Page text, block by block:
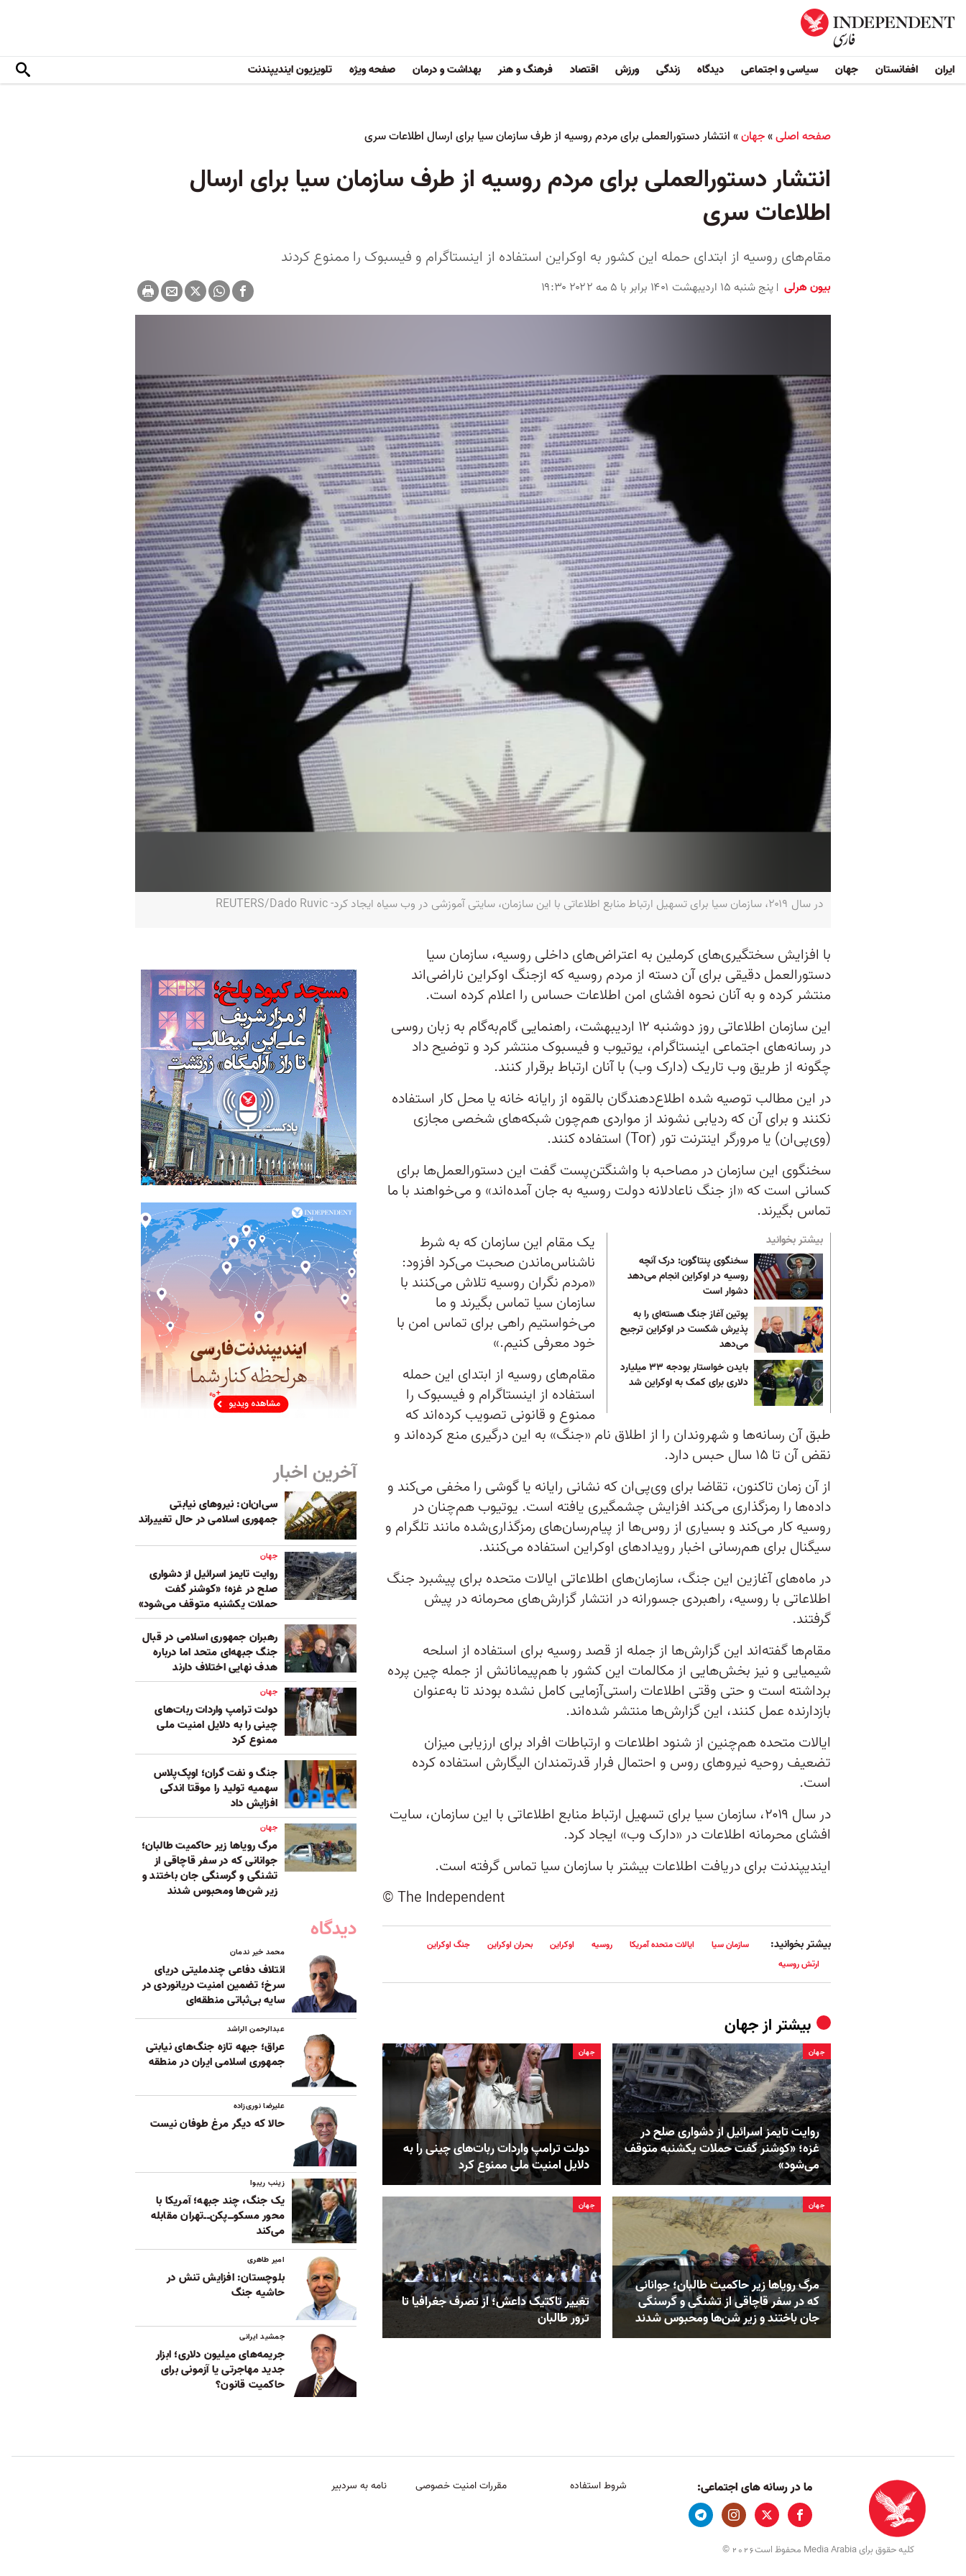
ایران افغانستان جهان سیاسی و اجتماعی دیدگاه زندگی ورزش اقتصاد فرهنگ و هنر بهداشت و درمان صفحه ویژه تلویزیون ایندیپندنت
صفحه اصلی»جهان»انتشار دستورالعملی برای مردم روسیه از طرف سازمان سیا برای ارسال اطلاعات سری
انتشار دستورالعملی برای مردم روسیه از طرف سازمان سیا برای ارسال
اطلاعات سری
مقام‌های روسیه از ابتدای حمله این کشور به اوکراین استفاده از اینستاگرام و فیسبوک را ممنوع کردند
بیون هرلی پنج شنبه ۱۵ اردیبهشت ۱۴۰۱ برابر با ۵ مه ۲۰۲۲ ۱۹:۳۰
در سال ۲۰۱۹، سازمان سیا برای تسهیل ارتباط منابع اطلاعاتی با این سازمان، سایتی آموزشی در وب سیاه ایجاد کرد- REUTERS/Dado Ruvic
با افزایش سختگیری‌های کرملین به اعتراض‌های داخلی روسیه، سازمان سیا
دستورالعمل دقیقی برای آن دسته از مردم روسیه که ازجنگ اوکراین ناراضی‌اند
منتشر کرده و به آنان نحوه افشای امن اطلاعات حساس را اعلام کرده است.
این سازمان اطلاعاتی روز دوشنبه ۱۲ اردیبهشت، راهنمایی گام‌به‌گام به زبان روسی
در رسانه‌های اجتماعی اینستاگرام، یوتیوب و فیسبوک منتشر کرد و توضیح داد
چگونه از طریق وب تاریک (دارک وب) با آنان ارتباط برقرار کنند.
در این مطالب توصیه شده اطلاع‌دهندگان بالقوه از رایانه خانه یا محل کار استفاده
نکنند و برای آن که ردیابی نشوند از مواردی هم‌چون شبکه‌های شخصی مجازی
(وی‌پی‌ان) یا مرورگر اینترنت تور (Tor) استفاده کنند.
سخنگوی این سازمان در مصاحبه با واشنگتن‌پست گفت این دستورالعمل‌ها برای
کسانی است که «از جنگ ناعادلانه دولت روسیه به جان آمده‌اند» و می‌خواهند با ما
تماس بگیرند.
بیشتر بخوانید
سخنگوی پنتاگون: درک آنچه
روسیه در اوکراین انجام می‌دهد
دشوار است
پوتین آغاز جنگ هسته‌ای را به
پذیرش شکست در اوکراین ترجیح
می‌دهد
بایدن خواستار بودجه ۳۳ میلیارد
دلاری برای کمک به اوکراین شد
یک مقام این سازمان که به شرط
ناشناس‌ماندن صحبت می‌کرد افزود:
«مردم نگران روسیه تلاش می‌کنند با
سازمان سیا تماس بگیرند و ما
می‌خواستیم راهی برای تماس امن با
خود معرفی کنیم.»
مقام‌های روسیه از ابتدای این حمله
استفاده از اینستاگرام و فیسبوک را
ممنوع و قانونی تصویب کرده‌اند که
طبق آن رسانه‌ها و شهروندان را از اطلاق نام «جنگ» به این درگیری منع کرده‌اند و
نقض آن تا ۱۵ سال حبس دارد.
از آن زمان تاکنون، تقاضا برای وی‌پی‌ان که نشانی رایانه یا گوشی را مخفی می‌کند و
داده‌ها را رمزگذاری می‌کند افزایش چشمگیری یافته است. یوتیوب هم‌چنان در
روسیه کار می‌کند و بسیاری از روس‌ها از پیام‌رسان‌های رمزگذاری‌شده مانند تلگرام و
سیگنال برای هم‌رسانی اخبار رویدادهای اوکراین استفاده می‌کنند.
در ماه‌های آغازین این جنگ، سازمان‌های اطلاعاتی ایالات متحده برای پیشبرد جنگ
اطلاعاتی با روسیه، راهبردی جسورانه در انتشار گزارش‌های محرمانه در پیش
گرفتند.
مقام‌ها گفته‌اند این گزارش‌ها از جمله از قصد روسیه برای استفاده از اسلحه
شیمیایی و نیز بخش‌هایی از مکالمات این کشور با هم‌پیمانانش از جمله چین پرده
برداشته است و حتی وقتی اطلاعات راستی‌آزمایی کامل نشده بودند تا به‌عنوان
بازدارنده عمل کنند، این گزارش‌ها منتشر شده‌اند.
ایالات متحده هم‌چنین از شنود اطلاعات و ارتباطات افراد برای ارزیابی میزان
تضعیف روحیه نیروهای روس و احتمال فرار قدرتمندان الیگارش‌ استفاده کرده
است.
در سال ۲۰۱۹، سازمان سیا برای تسهیل ارتباط منابع اطلاعاتی با این سازمان، سایت
افشای محرمانه اطلاعات در «دارک وب» ایجاد کرد.
ایندیپندنت برای دریافت اطلاعات بیشتر با سازمان سیا تماس گرفته است.
© The Independent
بیشتر بخوانید: سازمان سیا ایالات متحده آمریکا روسیه اوکراین بحران اوکراین
جنگ اوکراین
ارتش روسیه
بیشتر ازجهان
جهان
روایت تایمز اسرائیل از دشواری صلح در
غزه؛ «کوشنر گفت حملات یکشنبه متوقف
می‌شود»
جهان
دولت ترامپ واردات ربات‌های چینی را به
دلایل امنیت ملی ممنوع کرد
جهان
مرگ رویاها زیر حاکمیت طالبان؛ جوانانی
که در سفر قاچاقی از تشنگی و گرسنگی
جان باختند و زیر شن‌ها ومحبوس شدند
جهان
تغییر تاکتیک داعش؛ از تصرف جغرافیا تا
ترور طالبان
آخرین اخبار
سی‌ان‌ان: نیروهای نیابتی
جمهوری اسلامی در حال تغییر‌اند
جهان
روایت تایمز اسرائیل از دشواری
صلح در غزه؛ «کوشنر گفت
حملات یکشنبه متوقف می‌شود»
رهبران جمهوری اسلامی در قبال
جنگ جبهه‌ای متحد اما درباره
هدف نهایی اختلاف دارند
جهان
دولت ترامپ واردات ربات‌های
چینی را به دلایل امنیت ملی
ممنوع کرد
جنگ و نفت گران؛ اوپک‌پلاس
سهمیه تولید را موقتا اندکی
افزایش داد
جهان
مرگ رویاها زیر حاکمیت طالبان؛
جوانانی که در سفر قاچاقی از
تشنگی و گرسنگی جان باختند و
زیر شن‌ها ومحبوس شدند
دیدگاه
محمد خیر ندمان
ائتلاف دفاعی چندملیتی دریای
سرخ؛ تضمین امنیت دریانوردی در
سایه بی‌ثباتی‌ منطقه‌ای
عبدالرحمن الراشد
عراق؛ جبهه تازه جنگ‌های نیابتی
جمهوری اسلامی ایران در منطقه
علیرضا نوری‌زاده
حالا که دیگر مرغ طوفان نیست
زینب ریبوا
یک جنگ، چند جبهه؛ آمریکا با
محور مسکوــ‌پکن‌ــ‌تهران مقابله
می‌کند
امیر طاهری
بلوچستان: افزایش تنش در
حاشیه جنگ
جمشید ایرانی
جریمه‌های میلیون دلاری؛ ابزار
جدید مهاجرتی یا آزمونی برای
حاکمیت قانون؟
ما در رسانه های اجتماعی: شروط استفاده مقررات امنیت خصوصی نامه به سردبیر
کلیه حقوق برای Media Arabia محفوظ است 2026
©